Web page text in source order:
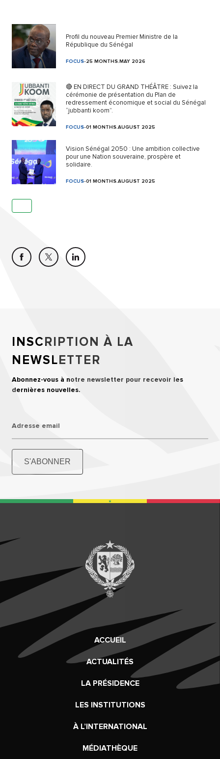
Profil du nouveau Premier Ministre de la
République du Sénégal
FOCUS-25 MONTHS.MAY 2026
🔴 EN DIRECT DU GRAND THÉÂTRE : Suivez la
cérémonie de présentation du Plan de
redressement économique et social du Sénégal
“jubbanti koom”.
FOCUS-01 MONTHS.AUGUST 2025
Vision Sénégal 2050 : Une ambition collective
pour une Nation souveraine, prospère et
solidaire.
FOCUS-01 MONTHS.AUGUST 2025
INSCRIPTION À LA
NEWSLETTER
Abonnez-vous à notre newsletter pour recevoir les
dernières nouvelles.
Adresse email
S'ABONNER
ACCUEIL
ACTUALITÉS
LA PRÉSIDENCE
LES INSTITUTIONS
À L’INTERNATIONAL
MÉDIATHÈQUE